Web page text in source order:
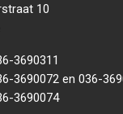
10
3690311
3690072 en 036-
3690074